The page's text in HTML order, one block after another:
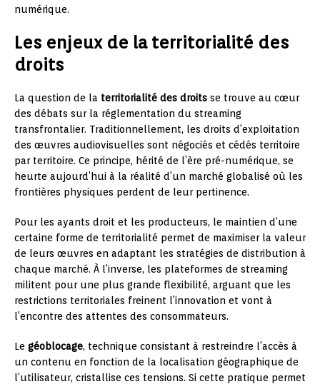
numérique.
Les enjeux de la territorialité des
droits
La question de la territorialité des droits se trouve au cœur
des débats sur la réglementation du streaming
transfrontalier. Traditionnellement, les droits d’exploitation
des œuvres audiovisuelles sont négociés et cédés territoire
par territoire. Ce principe, hérité de l’ère pré-numérique, se
heurte aujourd’hui à la réalité d’un marché globalisé où les
frontières physiques perdent de leur pertinence.
Pour les ayants droit et les producteurs, le maintien d’une
certaine forme de territorialité permet de maximiser la valeur
de leurs œuvres en adaptant les stratégies de distribution à
chaque marché. À l’inverse, les plateformes de streaming
militent pour une plus grande flexibilité, arguant que les
restrictions territoriales freinent l’innovation et vont à
l’encontre des attentes des consommateurs.
Le géoblocage, technique consistant à restreindre l’accès à
un contenu en fonction de la localisation géographique de
l’utilisateur, cristallise ces tensions. Si cette pratique permet